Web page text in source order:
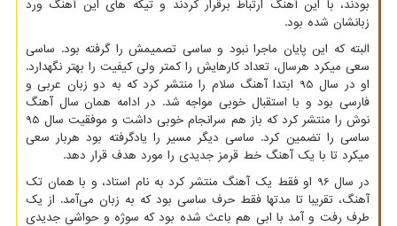
بودند، با این آهنگ ارتباط برقرار کردند و تیکه های این آهنگ ورد
زبانشان شده بود.
البته که این پایان ماجرا نبود و ساسی تصمیمش را گرفته بود. ساسی
سعی میکرد هرسال، تعداد کارهایش را کمتر ولی کیفیت را بهتر نگهدارد.
او در سال 95 ابتدا آهنگ سلام را منتشر کرد که به دو زبان عربی و
فارسی بود و با استقبال خوبی مواجه شد. در ادامه همان سال آهنگ
نوش را منتشر کرد که باز هم سرانجام خوبی داشت و موفقیت سال 95
ساسی را تضمین کرد. ساسی دیگر مسیر را یادگرفته بود هربار سعی
میکرد تا با یک آهنگ خط قرمز جدیدی را مورد هدف قرار دهد.
در سال 96 او فقط یک آهنگ منتشر کرد به نام استاد، و با همان تک
آهنگ، تقریبا تا مدتها فقط حرف ساسی بود که به زبان می‌آمد. از یک
طرف رفت و آمد با ابی هم باعث شده بود که سوژه و حواشی جدیدی